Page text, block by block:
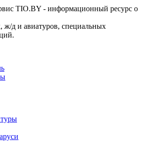
TIO.BY - информационный ресурс о
ж/д и авиатуров, специальных